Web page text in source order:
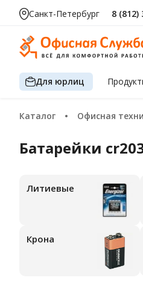
Санкт-Петербург 8 (812)
Для юрлиц
Каталог Офисная
Батарейки
Литиевые
Крона